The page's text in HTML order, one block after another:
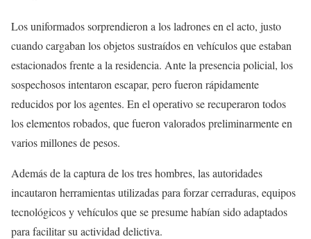
Los uniformados sorprendieron a los ladrones en el acto, justo
cuando cargaban los objetos sustraídos en vehículos que estaban
estacionados frente a la residencia. Ante la presencia policial, los
sospechosos intentaron escapar, pero fueron rápidamente
reducidos por los agentes. En el operativo se recuperaron todos
los elementos robados, que fueron valorados preliminarmente en
varios millones de pesos.
Además de la captura de los tres hombres, las autoridades
incautaron herramientas utilizadas para forzar cerraduras, equipos
tecnológicos y vehículos que se presume habían sido adaptados
para facilitar su actividad delictiva.